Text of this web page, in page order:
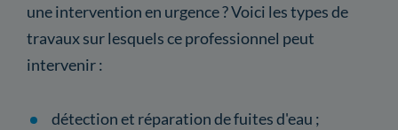
une intervention en urgence ? Voici les types de
travaux sur lesquels ce professionnel peut
intervenir :
détection et réparation de fuites d'eau ;